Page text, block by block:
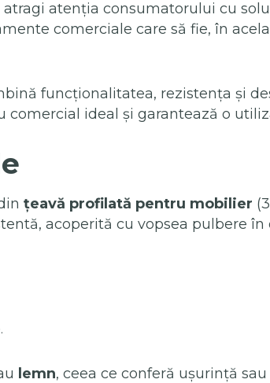
atenția consumatorului cu
comerciale care să fie, în
funcționalitatea, rezistența și
ideal și garantează o
țeavă profilată pentru mobilier
acoperită cu vopsea pulbere
lemn, ceea ce conferă ușurință